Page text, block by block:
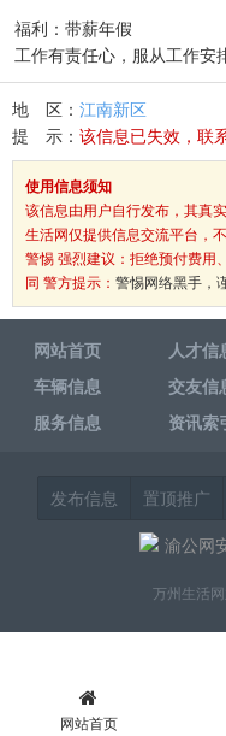
福利：带薪年假
工作有责任心，服从工作安
地 区： 江南新区
提 示： 该信息已失效，联
使用信息须知
该信息由用户自行发布，其真
生活网仅提供信息交流平台，
警惕 强烈建议：拒绝预付费用
同 警方提示： 警惕网络黑手，
网站首页 人才信
车辆信息
交友信
服务信息
资讯索
发布信息 置顶推广
渝公网
万州生活
网站首页